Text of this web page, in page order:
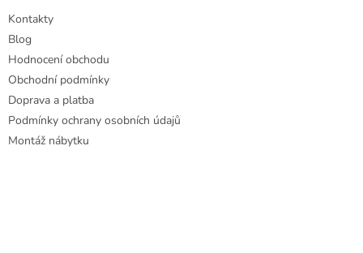
Kontakty
Blog
Hodnocení obchodu
Obchodní podmínky
Doprava a platba
Podmínky ochrany osobních údajů
Montáž nábytku